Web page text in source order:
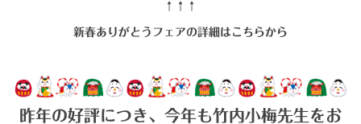
↑↑↑
新春ありがとうフェアの詳細はこちらから
昨年の好評につき、今年も竹内小梅先生をお